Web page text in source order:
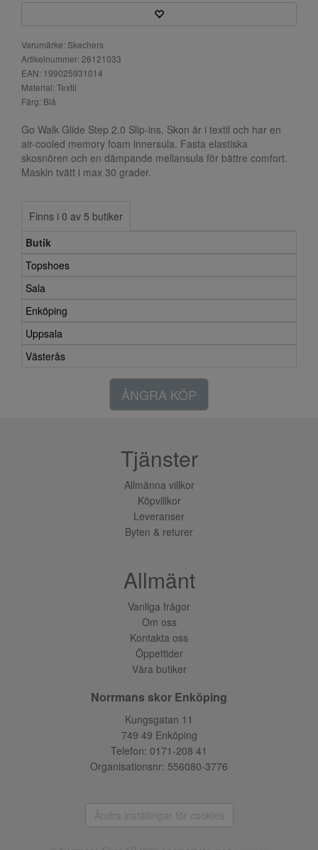
Varumärke: Skechers
Artikelnummer: 26121033
EAN: 199025931014
Material: Textil
Färg: Blå
Go Walk Glide Step 2.0 Slip-ins. Skon är i textil och har en
air-cooled memory foam innersula. Fasta elastiska
skosnören och en dämpande mellansula för bättre comfort.
Maskin tvätt i max 30 grader.
Finns i 0 av 5 butiker
Butik
Topshoes
Sala
Enköping
Uppsala
Västerås
ÅNGRA KÖP
Tjänster
Allmänna villkor
Köpvillkor
Leveranser
Byten & returer
Allmänt
Vanliga frågor
Om oss
Kontakta oss
Öppettider
Våra butiker
Norrmans skor Enköping
Kungsgatan 11
749 49 Enköping
Telefon: 0171-208 41
Organisationsnr: 556080-3776
Ändra inställingar för cookies